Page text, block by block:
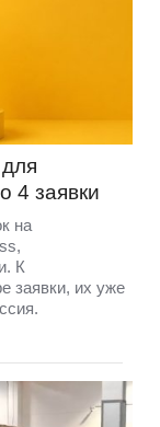
4 заявки
на
К
заявки, их уже